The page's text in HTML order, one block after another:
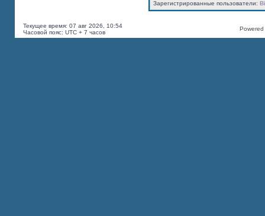
Зарегистрированные пользователи:
Текущее время: 07 авг 2026, 10:54
Часовой пояс: UTC + 7 часов